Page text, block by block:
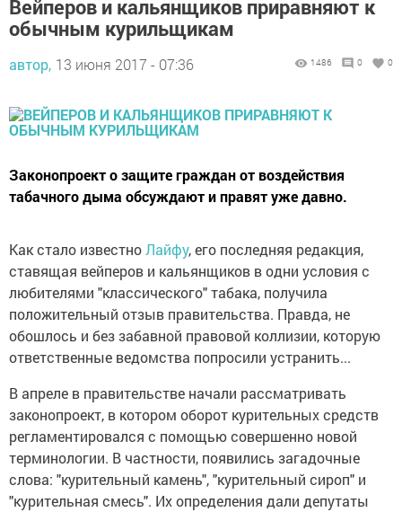
Вейперов и кальянщиков приравняют к
обычным курильщикам
автор, 13 июня 2017 - 07:36 1486 0 0
Законопроект о защите граждан от воздействия
табачного дыма обсуждают и правят уже давно.
Как стало известноЛайфу, его последняя редакция,
ставящая вейперов и кальянщиков в одни условия с
любителями "классического" табака, получила
положительный отзыв правительства. Правда, не
обошлось и без забавной правовой коллизии, которую
ответственные ведомства попросили устранить...
В апреле в правительстве начали рассматривать
законопроект, в котором оборот курительных средств
регламентировался с помощью совершенно новой
терминологии. В частности, появились загадочные
слова: "курительный камень", "курительный сироп" и
"курительная смесь". Их определения дали депутаты